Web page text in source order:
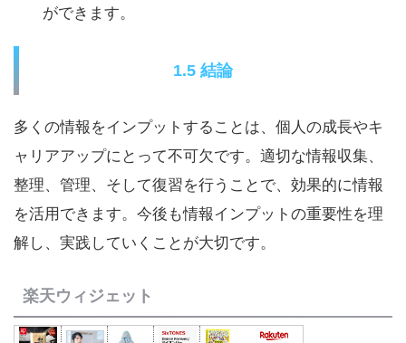
ができます。
1.5 結論
多くの情報をインプットすることは、個人の成長やキ
ャリアアップにとって不可欠です。適切な情報収集、
整理、管理、そして復習を行うことで、効果的に情報
を活用できます。今後も情報インプットの重要性を理
解し、実践していくことが大切です。
楽天ウィジェット